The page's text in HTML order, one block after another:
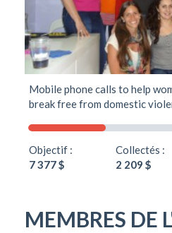
Mobile phone calls to help
break free from domestic
Objectif :
7 377 $
Collectés :
2 209 $
MEMBRES DE